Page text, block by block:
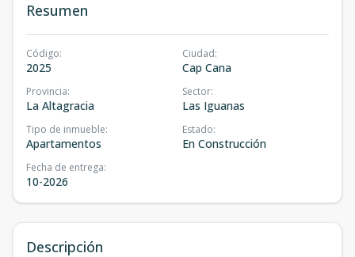
Resumen
Código:
2025
Ciudad:
Cap Cana
Provincia:
La Altagracia
Sector:
Las Iguanas
Tipo de inmueble:
Apartamentos
Estado:
En Construcción
Fecha de entrega:
10-2026
Descripción